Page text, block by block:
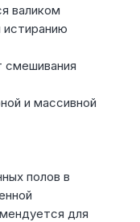
валиком
истиранию
смешивания
и массивной
полов в
для